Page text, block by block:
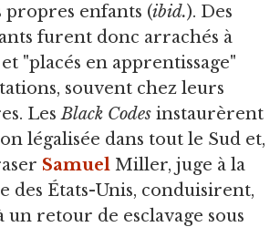
propres enfants (ibid.). Des
furent donc arrachés à
"placés en apprentissage"
souvent chez leurs
LesBlack Codes instaurèrent
légalisée dans tout le Sud et,
Samuel Miller, juge à la
des États-Unis, conduisirent,
un retour de esclavage sous